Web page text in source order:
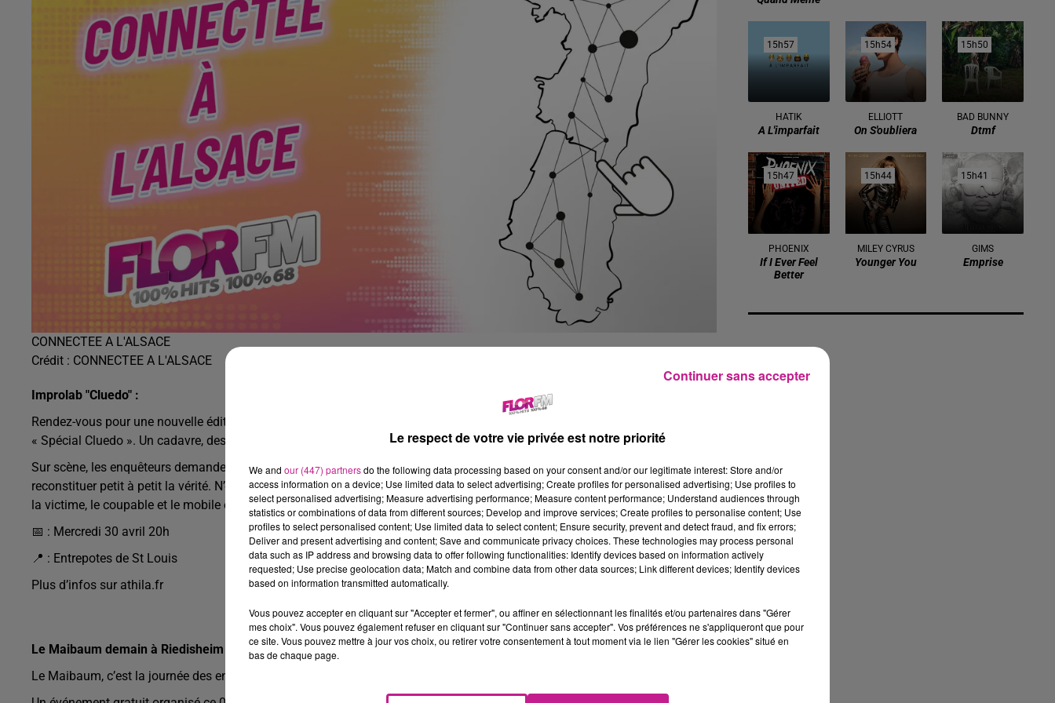
CONNECTEE A L'ALSACE
Crédit : CONNECTEE A L'ALSACE
Improlab "Cluedo" :
Rendez-vous pour une nouvelle éditin d’ IMPROLAB avec l’Athila de Saint-Louis ! Au programme de cette soirée, un Improlab
« Spécial Cluedo ». Un cadavre, des suspects, personne ne sait qui est le coupable… pas même lui !
Sur scène, les enquêteurs demanderont aux comédiens de faire revivre en impro certaines situations bien précises pour
reconstituer petit à petit la vérité. N’oublions pas que personne, absolument personne, ne connaît l’histoire ! Venez découvrir
la victime, le coupable et le mobile en même temps que nous !
📅 : Mercredi 30 avril 20h
📍 : Entrepotes de St Louis
Plus d’infos sur athila.fr
Le Maibaum demain à Riedisheim :
Le Maibaum, c’est la journée des enfants!
15h57
15h57
HATIK
A L'imparfait
15h54
15h54
ELLIOTT
On S'oubliera
15h50
15h50
BAD BUNNY
Dtmf
15h47
15h47
PHOENIX
If I Ever Feel
Better
15h44
15h44
MILEY CYRUS
Younger You
15h41
15h41
GIMS
Emprise
Le respect de votre vie privée est notre priorité
We and our (447) partnersdo the following data processing based on your consent and/or our legitimate interest: Store and/or
access information on a device; Use limited data to select advertising; Create profiles for personalised advertising; Use profiles to
select personalised advertising; Measure advertising performance; Measure content performance; Understand audiences through
statistics or combinations of data from different sources; Develop and improve services; Create profiles to personalise content; Use
profiles to select personalised content; Use limited data to select content; Ensure security, prevent and detect fraud, and fix errors;
Deliver and present advertising and content; Save and communicate privacy choices. These technologies may process personal
data such as IP address and browsing data to offer following functionalities: Identify devices based on information actively
requested; Use precise geolocation data; Match and combine data from other data sources; Link different devices; Identify devices
based on information transmitted automatically.
Vous pouvez accepter en cliquant sur "Accepter et fermer", ou affiner en sélectionnant les finalités et/ou partenaires dans "Gérer
mes choix". Vous pouvez également refuser en cliquant sur "Continuer sans accepter". Vos préférences ne s'appliqueront que pour
ce site. Vous pouvez mettre à jour vos choix, ou retirer votre consentement à tout moment via le lien "Gérer les cookies" situé en
bas de chaque page.
Continuer sans accepter